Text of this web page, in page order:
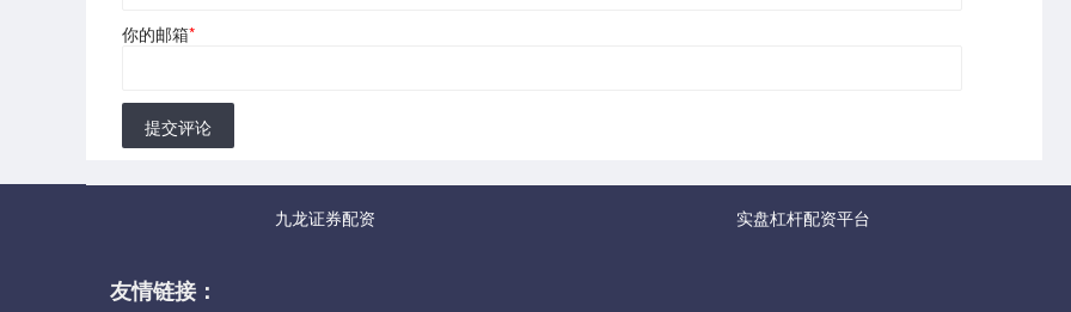
你的邮箱*
提交评论
九龙证券配资 实盘杠杆配资平台
友情链接：